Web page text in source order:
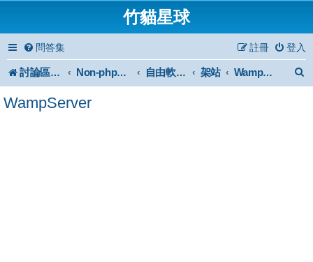
竹貓星球
問答集 登入
註冊
討論區首頁 Non-phpBB specific 自由軟體或免費軟體 架站 WampServer
WampServer